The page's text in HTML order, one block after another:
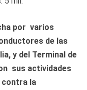
por varios
de las
y del Terminal de
sus actividades
contra la